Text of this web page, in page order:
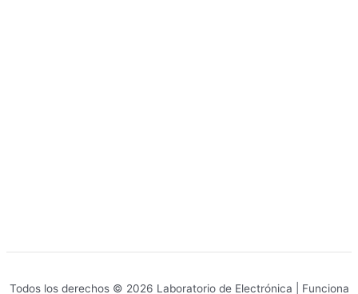
Todos los derechos © 2026 Laboratorio de Electrónica | Funciona